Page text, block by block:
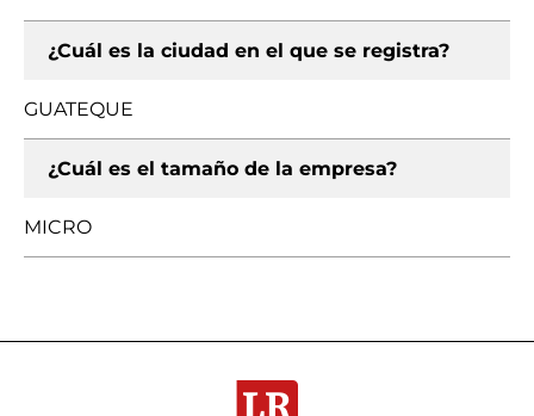
¿Cuál es la ciudad en el que se registra?
GUATEQUE
¿Cuál es el tamaño de la empresa?
MICRO